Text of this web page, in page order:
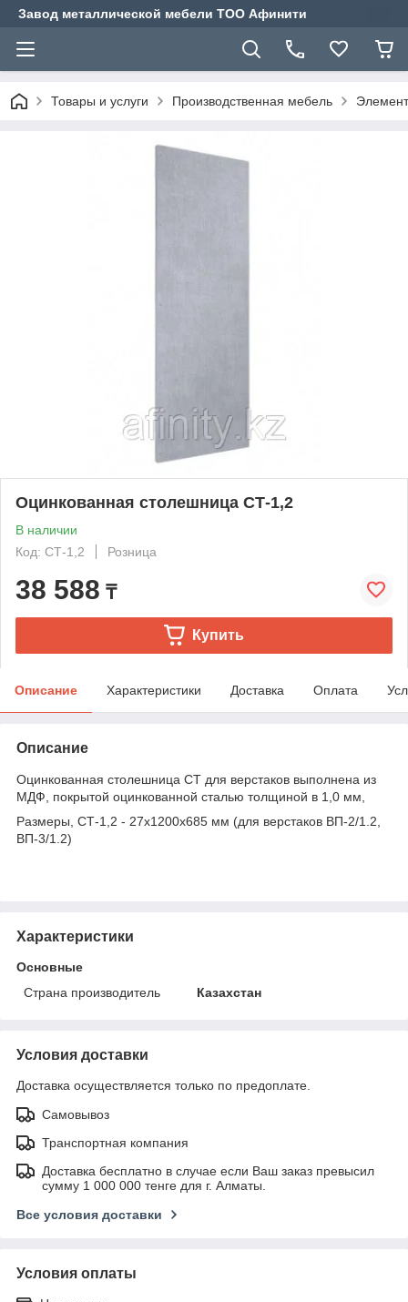
Завод металлической мебели ТОО Афинити
Товары и услуги Производственная мебель
Оцинкованная столешница СТ-1,2
В наличии
Код: СТ-1,2
Розница
38 588 ₸
Купить
Описание Характеристики Доставка Оплата
Описание
Оцинкованная столешница СТ для верстаков выполнена из
МДФ, покрытой оцинкованной сталью толщиной в 1,0 мм,
Размеры, СТ-1,2 - 27х1200х685 мм (для верстаков ВП-2/1.2,
ВП-3/1.2)
Характеристики
Основные
Страна производитель
Казахстан
Условия доставки
Доставка осуществляется только по предоплате.
Самовывоз
Транспортная компания
Доставка бесплатно в случае если Ваш заказ превысил
сумму 1 000 000 тенге для г. Алматы.
Все условия доставки
Условия оплаты